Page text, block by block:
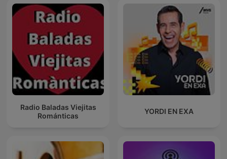
Radio Baladas Viejitas
Románticas
YORDI EN EXA